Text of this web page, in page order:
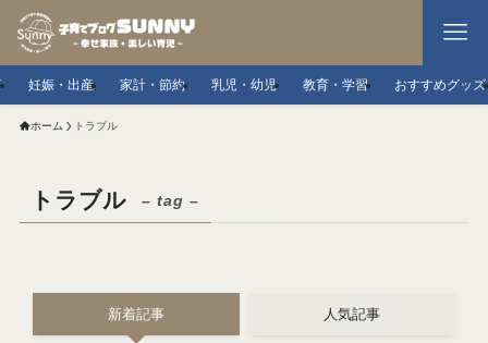
妊娠・出産 家計・節約 乳児・幼児 教育・学習 おすすめグッズ
ホーム トラブル
トラブル – tag –
新着記事 人気記事